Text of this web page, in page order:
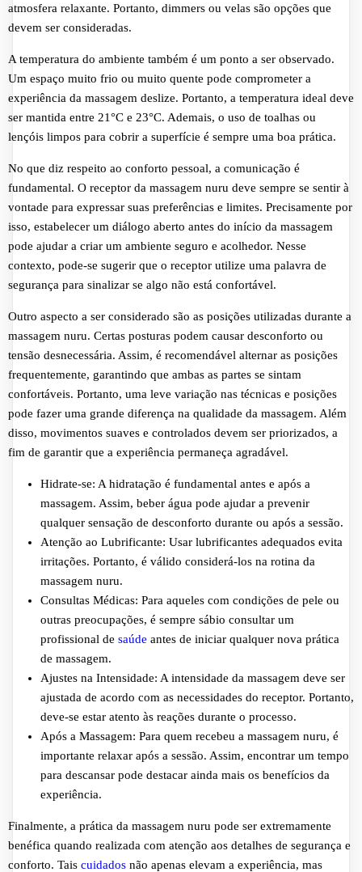
atmosfera relaxante. Portanto, dimmers ou velas são opções que
devem ser consideradas.
A temperatura do ambiente também é um ponto a ser observado.
Um espaço muito frio ou muito quente pode comprometer a
experiência da massagem deslize. Portanto, a temperatura ideal deve
ser mantida entre 21°C e 23°C. Ademais, o uso de toalhas ou
lençóis limpos para cobrir a superfície é sempre uma boa prática.
No que diz respeito ao conforto pessoal, a comunicação é
fundamental. O receptor da massagem nuru deve sempre se sentir à
vontade para expressar suas preferências e limites. Precisamente por
isso, estabelecer um diálogo aberto antes do início da massagem
pode ajudar a criar um ambiente seguro e acolhedor. Nesse
contexto, pode-se sugerir que o receptor utilize uma palavra de
segurança para sinalizar se algo não está confortável.
Outro aspecto a ser considerado são as posições utilizadas durante a
massagem nuru. Certas posturas podem causar desconforto ou
tensão desnecessária. Assim, é recomendável alternar as posições
frequentemente, garantindo que ambas as partes se sintam
confortáveis. Portanto, uma leve variação nas técnicas e posições
pode fazer uma grande diferença na qualidade da massagem. Além
disso, movimentos suaves e controlados devem ser priorizados, a
fim de garantir que a experiência permaneça agradável.
Hidrate-se: A hidratação é fundamental antes e após a
massagem. Assim, beber água pode ajudar a prevenir
qualquer sensação de desconforto durante ou após a sessão.
Atenção ao Lubrificante: Usar lubrificantes adequados evita
irritações. Portanto, é válido considerá-los na rotina da
massagem nuru.
Consultas Médicas: Para aqueles com condições de pele ou
outras preocupações, é sempre sábio consultar um
profissional de saúde antes de iniciar qualquer nova prática
de massagem.
Ajustes na Intensidade: A intensidade da massagem deve ser
ajustada de acordo com as necessidades do receptor. Portanto,
deve-se estar atento às reações durante o processo.
Após a Massagem: Para quem recebeu a massagem nuru, é
importante relaxar após a sessão. Assim, encontrar um tempo
para descansar pode destacar ainda mais os benefícios da
experiência.
Finalmente, a prática da massagem nuru pode ser extremamente
benéfica quando realizada com atenção aos detalhes de segurança e
conforto. Tais cuidados não apenas elevam a experiência, mas